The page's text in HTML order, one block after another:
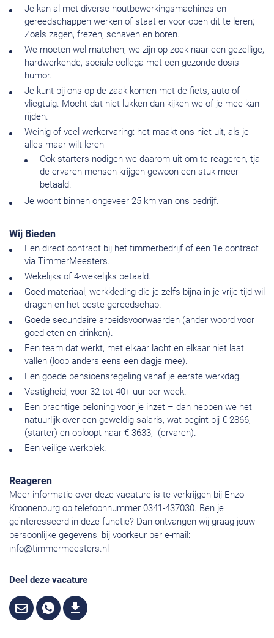
Je kan al met diverse houtbewerkingsmachines en
gereedschappen werken of staat er voor open dit te leren;
Zoals zagen, frezen, schaven en boren.
We moeten wel matchen, we zijn op zoek naar een gezellige,
hardwerkende, sociale collega met een gezonde dosis
humor.
Je kunt bij ons op de zaak komen met de fiets, auto of
vliegtuig. Mocht dat niet lukken dan kijken we of je mee kan
rijden.
Weinig of veel werkervaring: het maakt ons niet uit, als je
alles maar wilt leren
Ook starters nodigen we daarom uit om te reageren, tja
de ervaren mensen krijgen gewoon een stuk meer
betaald.
Je woont binnen ongeveer 25 km van ons bedrijf.
Wij Bieden
Een direct contract bij het timmerbedrijf of een 1e contract
via TimmerMeesters.
Wekelijks of 4-wekelijks betaald.
Goed materiaal, werkkleding die je zelfs bijna in je vrije tijd wil
dragen en het beste gereedschap.
Goede secundaire arbeidsvoorwaarden (ander woord voor
goed eten en drinken).
Een team dat werkt, met elkaar lacht en elkaar niet laat
vallen (loop anders eens een dagje mee).
Een goede pensioensregeling vanaf je eerste werkdag.
Vastigheid, voor 32 tot 40+ uur per week.
Een prachtige beloning voor je inzet – dan hebben we het
natuurlijk over een geweldig salaris, wat begint bij € 2866,-
(starter) en oploopt naar € 3633,- (ervaren).
Een veilige werkplek.
Reageren
Meer informatie over deze vacature is te verkrijgen bij Enzo
Kroonenburg op telefoonnummer 0341-437030. Ben je
geïnteresseerd in deze functie? Dan ontvangen wij graag jouw
persoonlijke gegevens, bij voorkeur per e-mail:
info@timmermeesters.nl
Deel deze vacature